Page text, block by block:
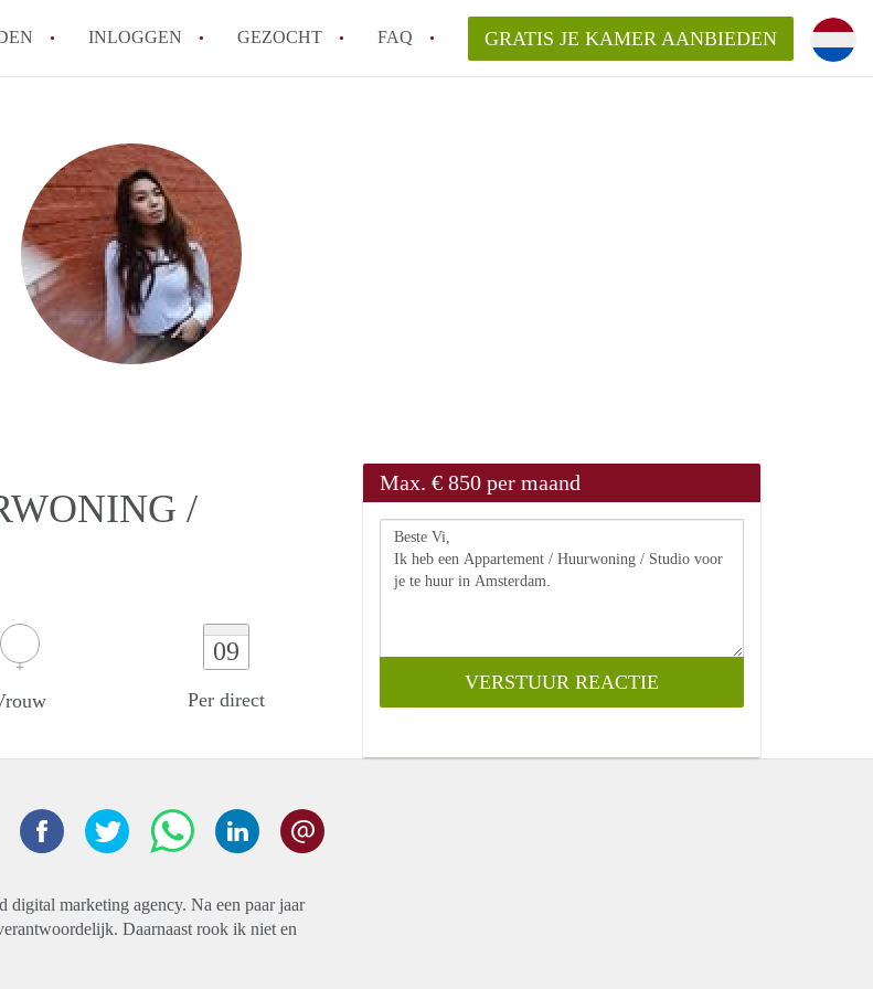
INLOGGEN GEZOCHT FAQ
Wat zijn de opzegtermijnen bij een kamer in Amsterdam?
Wat zijn de populairste zoektermen voor een kamer in Amsterdam en wat
betekent dit voor jou als zoeker?
Wat is een studentenkamer in Amsterdam?
Waarom geen bemiddelingskosten voor de huurder?
Alle veelgestelde vragen
GRATIS JE KAMER AANBIEDEN
/
09
Per direct
Max. € 850 per maand
digital marketing agency. Na een paar jaar
Daarnaast rook ik niet en